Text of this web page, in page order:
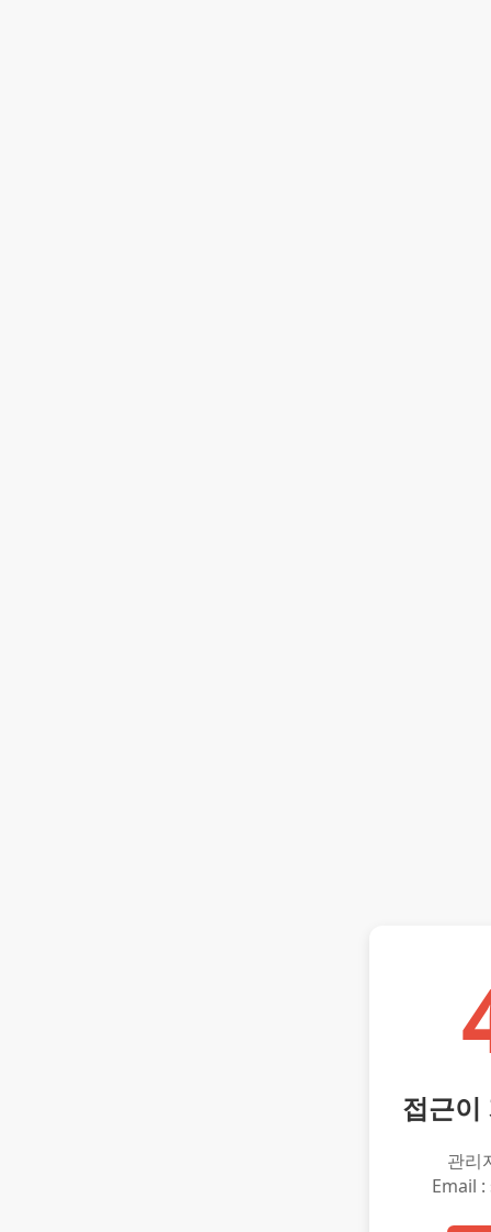
접근이
관리
Email